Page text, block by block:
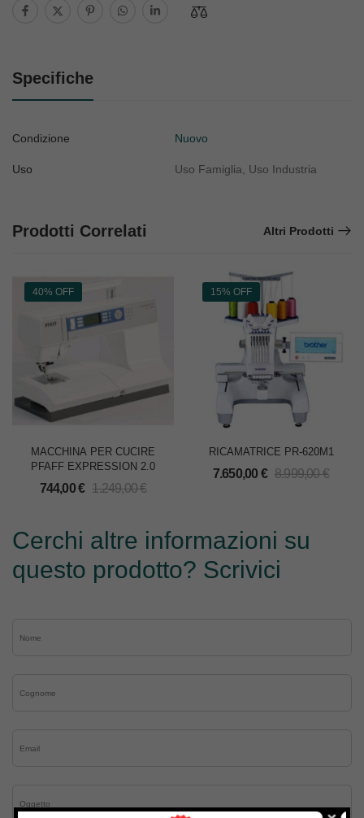
Specifiche
Condizione Nuovo
Uso Uso Famiglia, Uso Industria
Prodotti Correlati Altri Prodotti
40% OFF
MACCHINA PER CUCIRE
PFAFF EXPRESSION 2.0
744,00€ 1.249,00€
15% OFF
RICAMATRICE PR-620M1
7.650,00 € 8.999,00€
Cerchi altre informazioni su
questo prodotto? Scrivici